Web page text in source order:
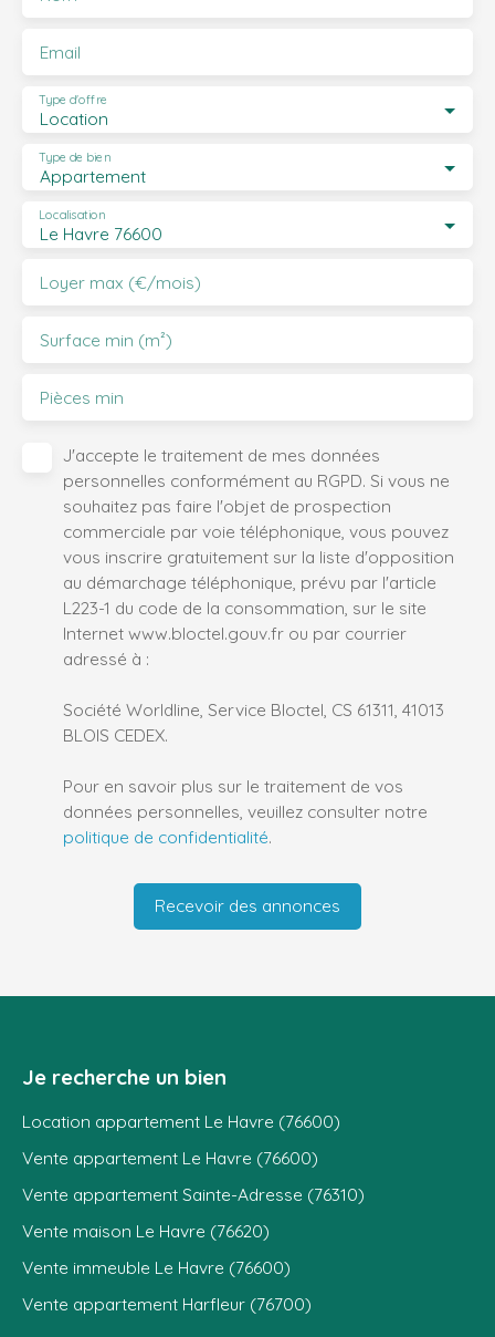
Email
Location
Type d'offre
Appartement
Type de bien
Le Havre 76600
Localisation
Loyer max (€/mois)
Surface min (m²)
Pièces min
J'accepte le traitement de mes données
personnelles conformément au RGPD. Si vous ne
souhaitez pas faire l'objet de prospection
commerciale par voie téléphonique, vous pouvez
vous inscrire gratuitement sur la liste d'opposition
au démarchage téléphonique, prévu par l'article
L223-1 du code de la consommation, sur le site
Internet www.bloctel.gouv.fr ou par courrier
adressé à :
Société Worldline, Service Bloctel, CS 61311, 41013
BLOIS CEDEX.
Pour en savoir plus sur le traitement de vos
données personnelles, veuillez consulter notre
politique de confidentialité.
Recevoir des annonces
Je recherche un bien
Location appartement Le Havre (76600)
Vente appartement Le Havre (76600)
Vente appartement Sainte-Adresse (76310)
Vente maison Le Havre (76620)
Vente immeuble Le Havre (76600)
Vente appartement Harfleur (76700)